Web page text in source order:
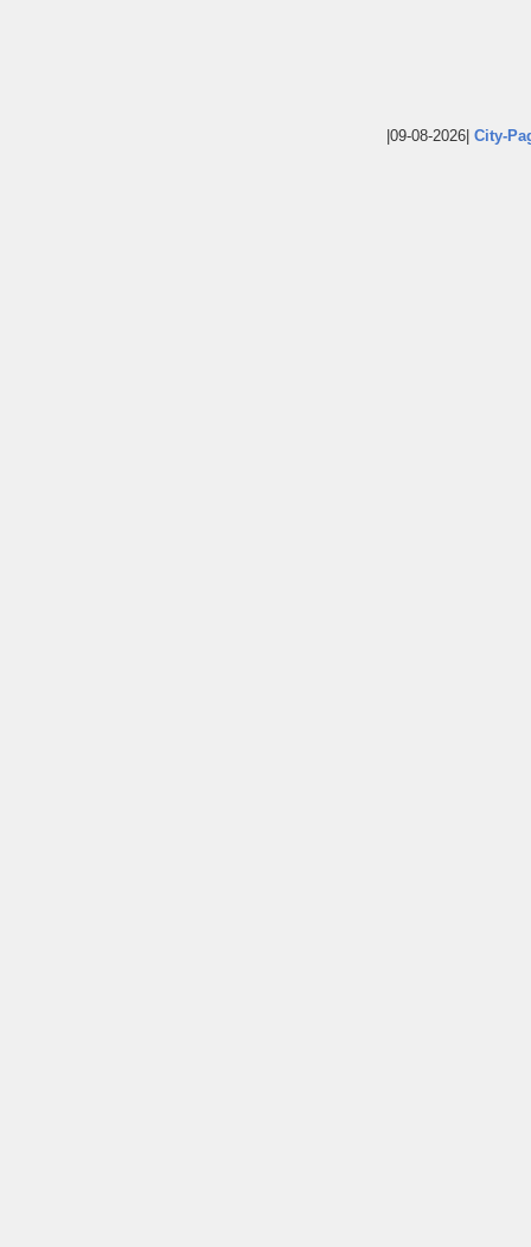
|09-08-2026| City-